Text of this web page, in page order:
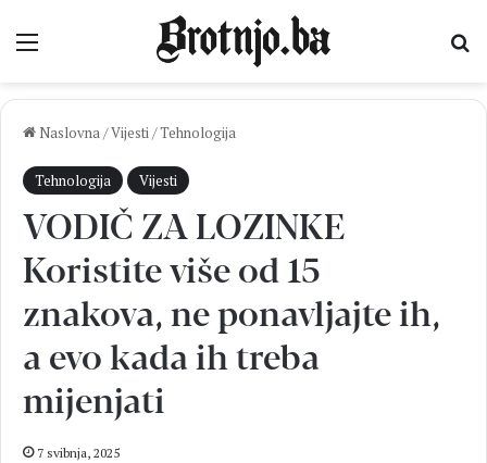
Izbornik
Naslovna/Vijesti/Tehnologija
Tehnologija Vijesti
VODIČ ZA LOZINKE
Koristite više od 15
znakova, ne ponavljajte ih,
a evo kada ih treba
mijenjati
7 svibnja, 2025